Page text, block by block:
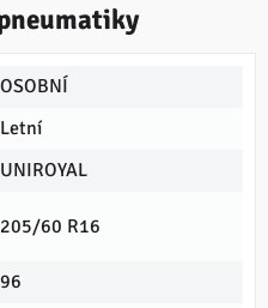
OSOBNÍ
Letní
UNIROYAL
205/60 R16
96